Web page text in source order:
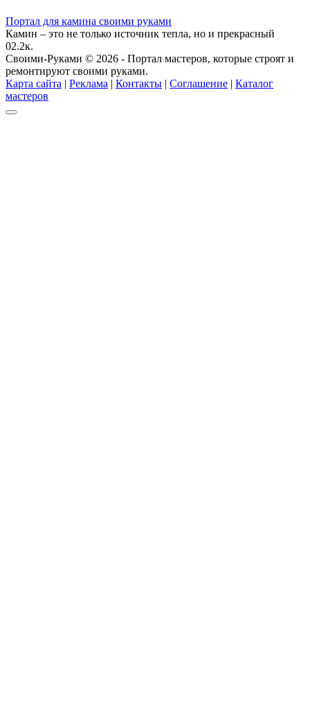
Портал для камина своими руками
Камин – это не только источник тепла, но и прекрасный
02.2к.
Своими-Руками © 2026 - Портал мастеров, которые строят и
ремонтируют своими руками.
Карта сайта | Реклама | Контакты | Соглашение | Каталог
мастеров